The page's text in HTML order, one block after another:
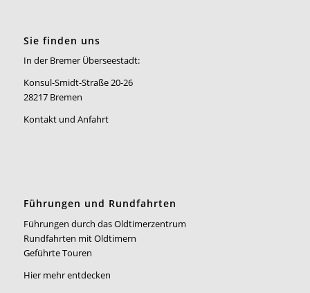
Sie finden uns
In der Bremer Überseestadt:
Konsul-Smidt-Straße 20-26
28217 Bremen
Kontakt und Anfahrt
Führungen und Rundfahrten
Führungen durch das Oldtimerzentrum
Rundfahrten mit Oldtimern
Geführte Touren
Hier mehr entdecken